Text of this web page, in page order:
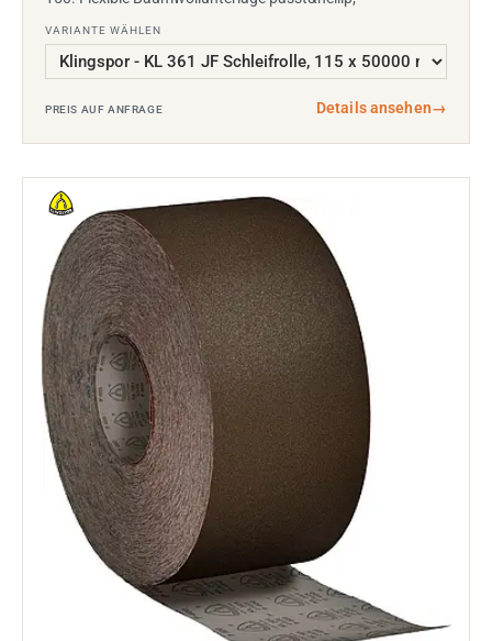
VARIANTE WÄHLEN
PREIS AUF ANFRAGE Details ansehen→